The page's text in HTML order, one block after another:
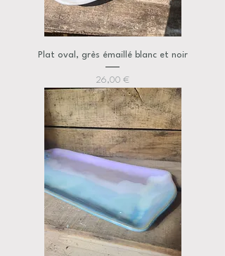
Plat oval, grès émaillé blanc et noir
Prix
26,00 €